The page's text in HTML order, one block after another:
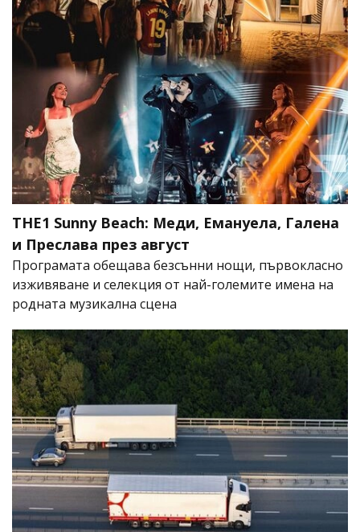
THE1 Sunny Beach: Меди, Емануела, Галена
и Преслава през август
Програмата обещава безсънни нощи, първокласно
изживяване и селекция от най-големите имена на
родната музикална сцена